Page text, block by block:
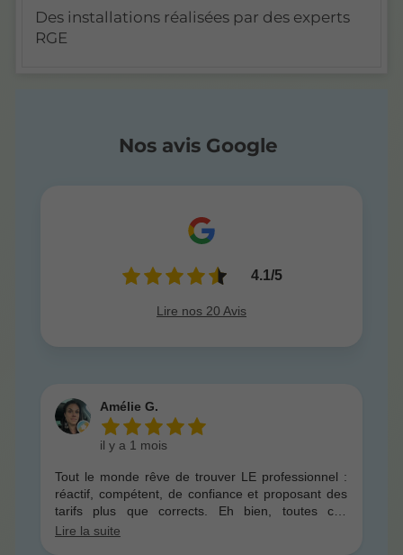
Des installations réalisées par des experts
RGE
Nos avis Google